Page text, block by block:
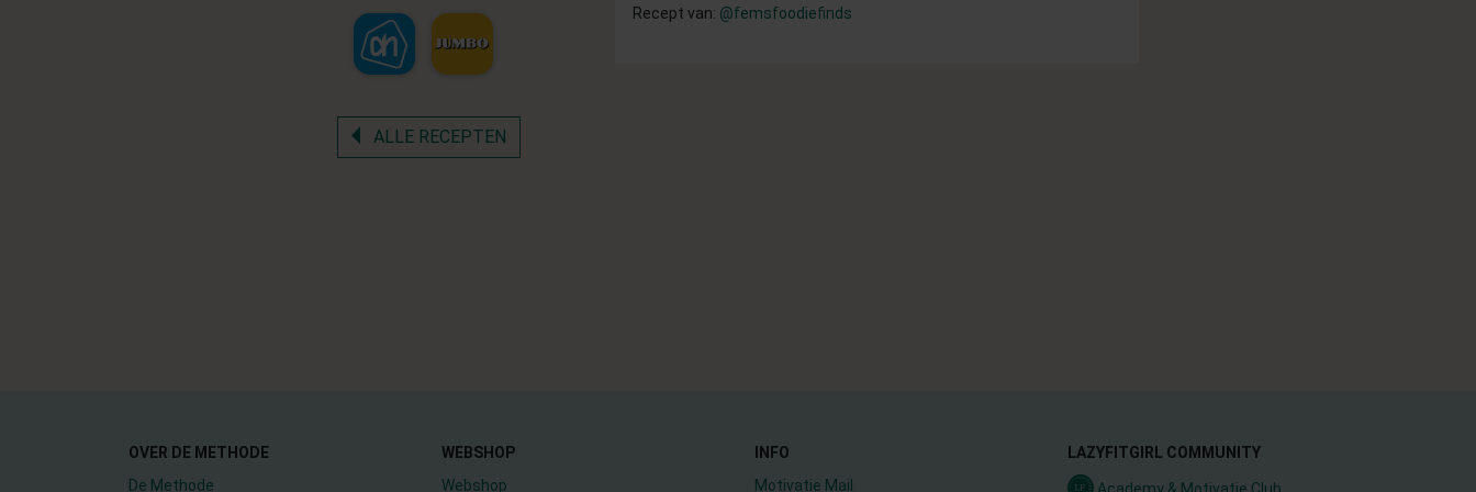
Recept van: @femsfoodiefinds
ALLE RECEPTEN
OVER DE METHODE
De Methode
WEBSHOP
Webshop
INFO
Motivatie Mail
LAZYFITGIRL COMMUNITY